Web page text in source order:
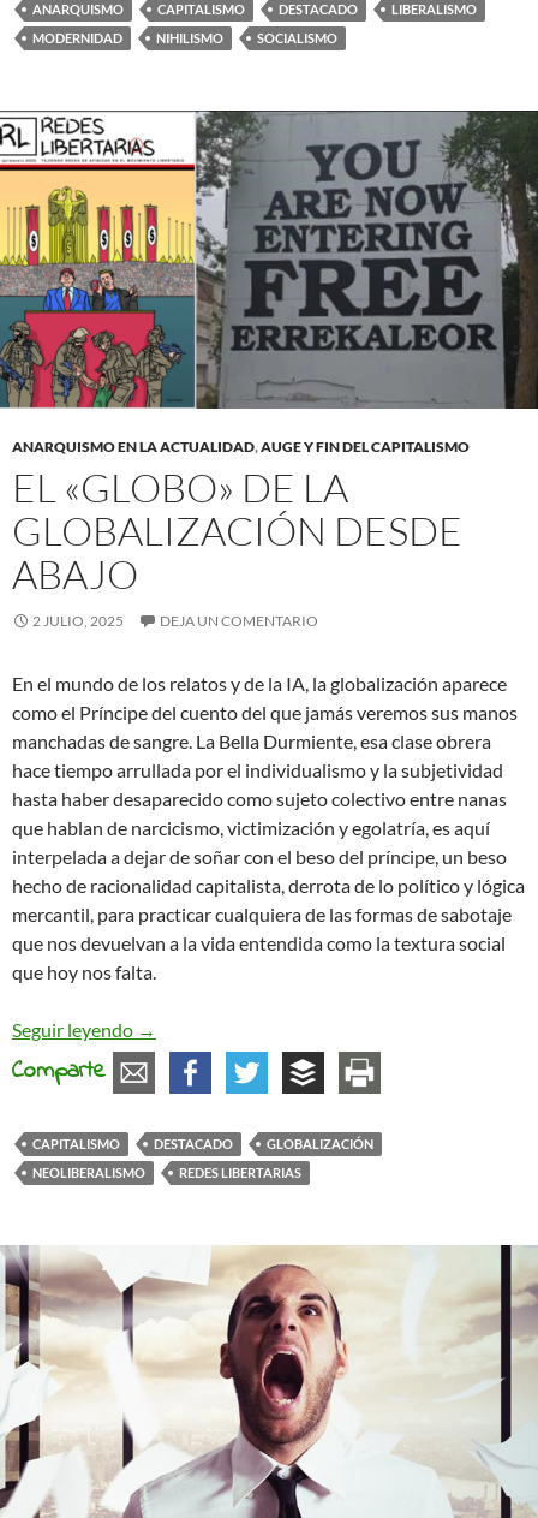
ANARQUISMO CAPITALISMO DESTACADO
LIBERALISMO
MODERNIDAD
NIHILISMO SOCIALISMO
ANARQUISMO EN LA ACTUALIDAD,AUGE Y FIN DEL CAPITALISMO
EL «GLOBO» DE LA
GLOBALIZACIÓN DESDE
ABAJO
2 JULIO, 2025 DEJA UN COMENTARIO
En el mundo de los relatos y de la IA, la globalización aparece
como el Príncipe del cuento del que jamás veremos sus manos
manchadas de sangre. La Bella Durmiente, esa clase obrera
hace tiempo arrullada por el individualismo y la subjetividad
hasta haber desaparecido como sujeto colectivo entre nanas
que hablan de narcicismo, victimización y egolatría, es aquí
interpelada a dejar de soñar con el beso del príncipe, un beso
hecho de racionalidad capitalista, derrota de lo político y lógica
mercantil, para practicar cualquiera de las formas de sabotaje
que nos devuelvan a la vida entendida como la textura social
que hoy nos falta.
Seguir leyendo El «globo» de la globalización desde abajo
→
Comparte
CAPITALISMO DESTACADO
GLOBALIZACIÓN
NEOLIBERALISMO
REDES LIBERTARIAS